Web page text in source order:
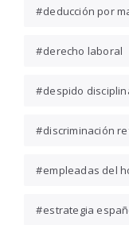
deducción por
derecho laboral
despido
discriminación
empleadas del
estrategia